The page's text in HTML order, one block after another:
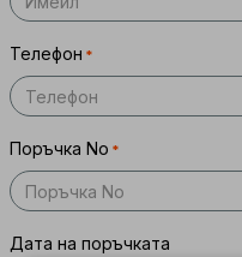
Телефон
Поръчка No
Дата на поръчката